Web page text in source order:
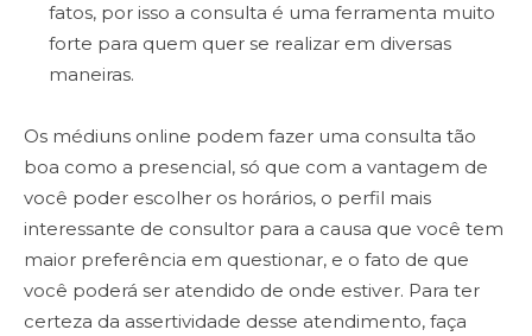
fatos, por isso a consulta é uma ferramenta muito
forte para quem quer se realizar em diversas
maneiras.
Os médiuns online podem fazer uma consulta tão
boa como a presencial, só que com a vantagem de
você poder escolher os horários, o perfil mais
interessante de consultor para a causa que você tem
maior preferência em questionar, e o fato de que
você poderá ser atendido de onde estiver. Para ter
certeza da assertividade desse atendimento, faça